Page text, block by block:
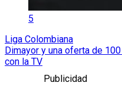
5
Liga Colombiana
Dimayor y una oferta de
con la TV
Publicidad